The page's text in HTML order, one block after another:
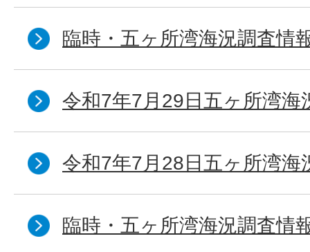
臨時・五ヶ所湾海況調査情
令和7年7月29日五ヶ所湾海
令和7年7月28日五ヶ所湾海
臨時・五ヶ所湾海況調査情